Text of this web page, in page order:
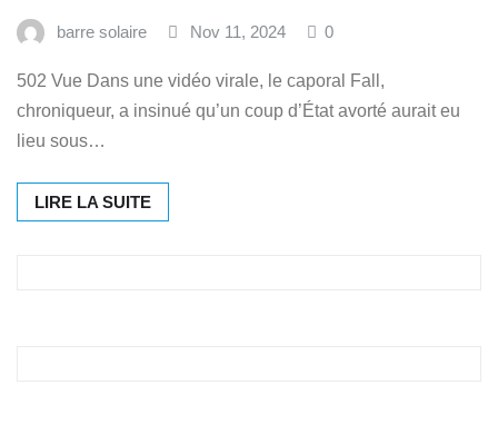
barre solaire Nov 11, 2024 0
502 Vue Dans une vidéo virale, le caporal Fall,
chroniqueur, a insinué qu’un coup d’État avorté aurait eu
lieu sous…
LIRE LA SUITE